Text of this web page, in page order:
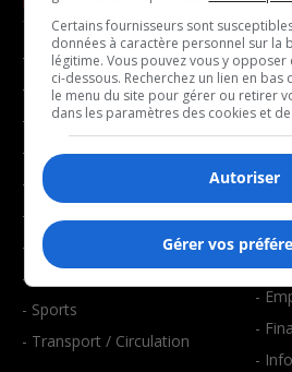
- Affaires municipales
- Communauté / Social
- Culture
- Économie
- Éducation
- Environnement
- Faits divers
- Santé et bien-être
- Sports
- Transport / Circulation
-
-
-
- Art
-
-
-
-
Certains fournisseurs sont
données à caractère personnel sur la
légitime. Vous pouvez vous y
ci-dessous. Recherchez un lien en
le menu du site pour gérer ou retirer
dans les paramètres des cookies et
Autoriser
Gérer vos